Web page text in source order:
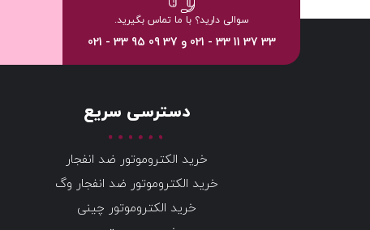
سوالی دارید؟ با ما تماس بگیرید.
33 37 11 33 - 021 و 37 09 95 33 - 021
دسترسی سریع
خرید الکتروموتور ضد انفجار
خرید الکتروموتور ضد انفجار وگ
خرید الکتروموتور چینی